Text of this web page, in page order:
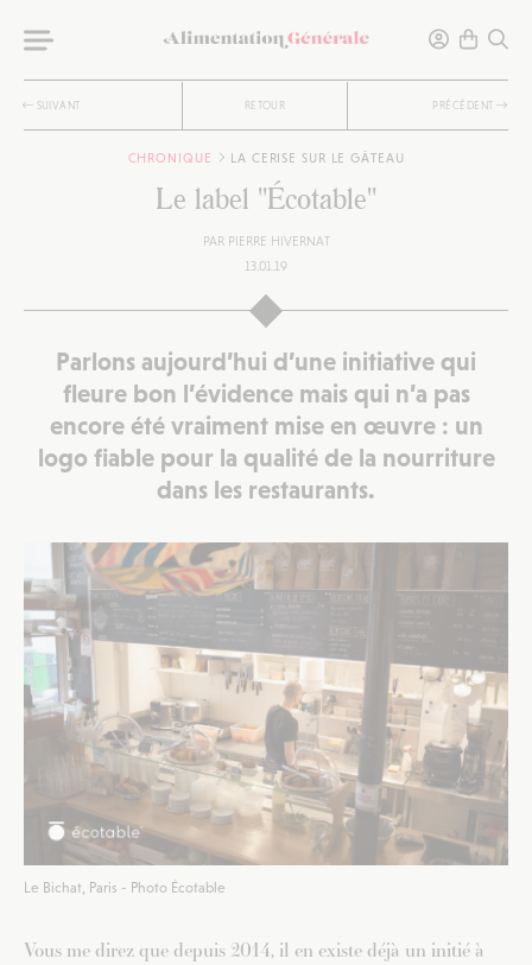
SUIVANT RETOUR PRÉCÉDENT
CHRONIQUE LA CERISE SUR LE GÂTEAU
Le label "Écotable"
PAR PIERRE HIVERNAT
13.01.19
Parlons aujourd’hui d’une initiative qui
fleure bon l’évidence mais qui n’a pas
encore été vraiment mise en œuvre : un
logo fiable pour la qualité de la nourriture
dans les restaurants.
Le Bichat, Paris - Photo Écotable
Vous me direz que depuis 2014, il en existe déjà un initié à